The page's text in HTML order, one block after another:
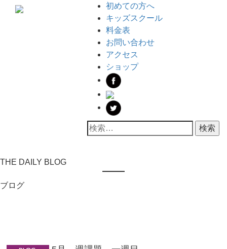
初めての方へ
キッズスクール
料金表
お問い合わせ
アクセス
ショップ
THE DAILY BLOG
ブログ